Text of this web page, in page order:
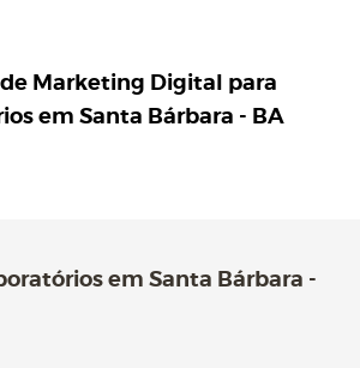
de Marketing Digital para
em Santa Bárbara - BA
em Santa Bárbara -